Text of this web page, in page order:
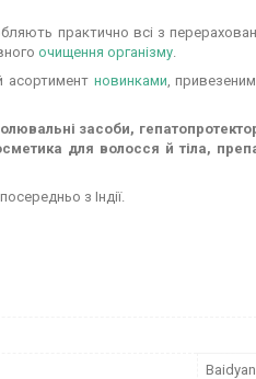
практично всі з
очищення організму
асортимент новинками ,
засоби,
для волосся й тіла,
з Індії.